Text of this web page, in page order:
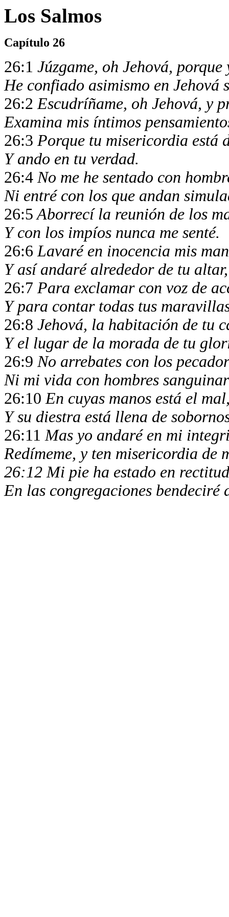
Los Salmos
Capítulo 26
26:1 Júzgame, oh Jehová,
He confiado asimismo en Jehová
26:2 Escudríñame, oh Jehová, y
Examina mis íntimos
26:3 Porque tu misericordia está
Y ando en tu verdad.
26:4 No me he sentado con
Ni entré con los que andan
26:5Aborrecí la reunión de los
Y con los impíos nunca me senté.
26:6Lavaré en inocencia mis
Y así andaré alrededor de tu
26:7 Para exclamar con voz de
Y para contar todas tus
26:8 Jehová, la habitación de tu
Y el lugar de la morada de tu
26:9No arrebates con los
Ni mi vida con hombres
26:10 En cuyas manos está el
Y su diestra está llena de
26:11 Mas yo andaré en mi
Redímeme, y ten misericordia de
26:12 Mi pie ha estado en
En las congregaciones bendeciré